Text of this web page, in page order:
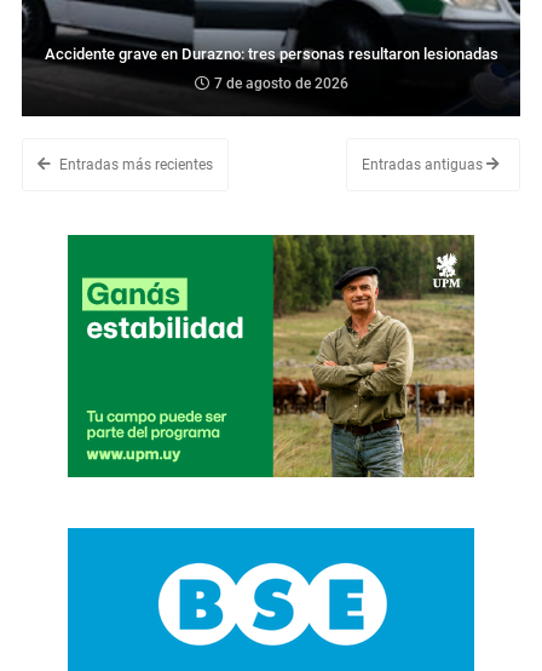
Accidente grave en Durazno: tres personas resultaron lesionadas
7 de agosto de 2026
Entradas más recientes Entradas antiguas